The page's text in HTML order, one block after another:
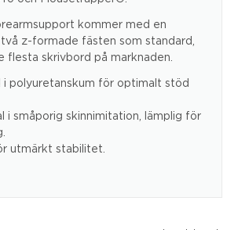
kommer med en
z-formade fästen som standard,
flesta skrivbord på marknaden.
i polyuretanskum för optimalt stöd
i småporig skinnimitation, lämplig för
utmärkt stabilitet.